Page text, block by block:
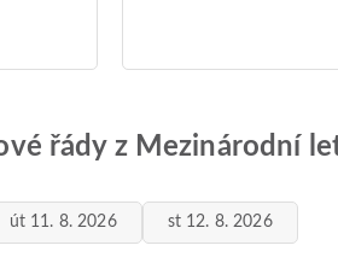
řády z Mezinárodní
út 11. 8. 2026 st 12. 8. 2026